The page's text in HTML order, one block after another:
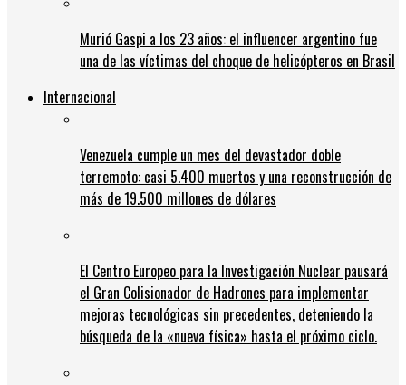
Murió Gaspi a los 23 años: el influencer argentino fue
una de las víctimas del choque de helicópteros en Brasil
Internacional
Venezuela cumple un mes del devastador doble
terremoto: casi 5.400 muertos y una reconstrucción de
más de 19.500 millones de dólares
El Centro Europeo para la Investigación Nuclear pausará
el Gran Colisionador de Hadrones para implementar
mejoras tecnológicas sin precedentes, deteniendo la
búsqueda de la «nueva física» hasta el próximo ciclo.